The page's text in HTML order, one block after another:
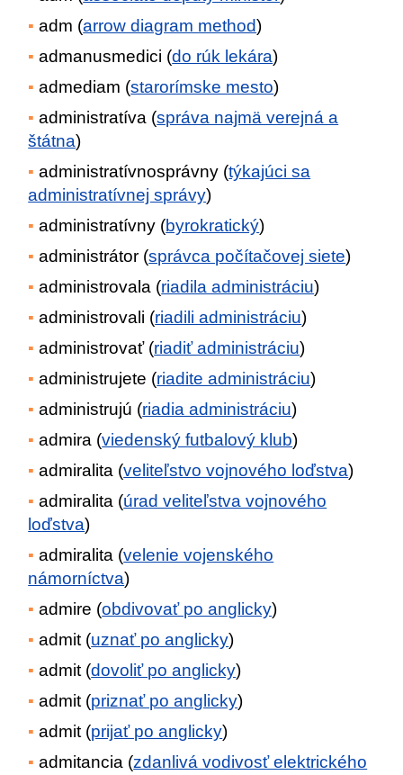
adm (arrow diagram method)
admanusmedici (do rúk lekára)
admediam (starorímske mesto)
administratíva (správa najmä verejná a
štátna)
administratívnosprávny (týkajúci sa
administratívnej správy)
administratívny (byrokratický)
administrátor (správca počítačovej siete)
administrovala (riadila administráciu)
administrovali (riadili administráciu)
administrovať (riadiť administráciu)
administrujete (riadite administráciu)
administrujú (riadia administráciu)
admira (viedenský futbalový klub)
admiralita (veliteľstvo vojnového loďstva)
admiralita (úrad veliteľstva vojnového
loďstva)
admiralita (velenie vojenského
námorníctva)
admire (obdivovať po anglicky)
admit (uznať po anglicky)
admit (dovoliť po anglicky)
admit (priznať po anglicky)
admit (prijať po anglicky)
admitancia (zdanlivá vodivosť elektrického